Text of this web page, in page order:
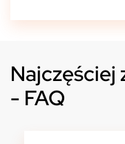
Najczęściej
- FAQ